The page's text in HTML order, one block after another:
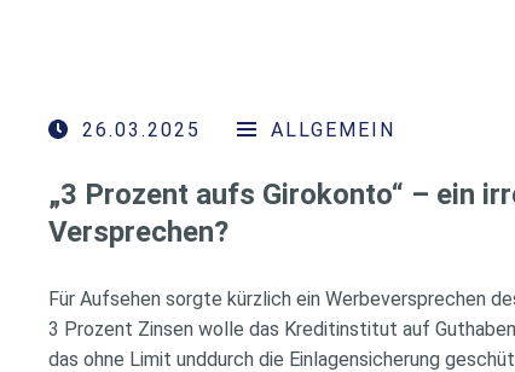
26.03.2025 ALLGEMEIN
„3 Prozent aufs Girokonto“ – ein
Versprechen?
Für Aufsehen sorgte kürzlich ein Werbeversprechen
3 Prozent Zinsen wolle das Kreditinstitut auf
das ohne Limit unddurch die Einlagensicherung